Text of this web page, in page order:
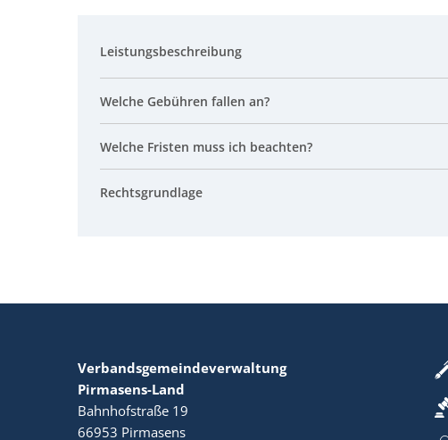
Leistungsbeschreibung
Welche Gebühren fallen an?
Welche Fristen muss ich beachten?
Rechtsgrundlage
Verbandsgemeindeverwaltung
Pirmasens-Land
Bahnhofstraße 19
66953 Pirmasens